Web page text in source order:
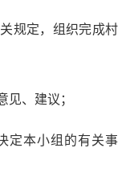
规定，组织完成村
、建议；
本小组的有关事